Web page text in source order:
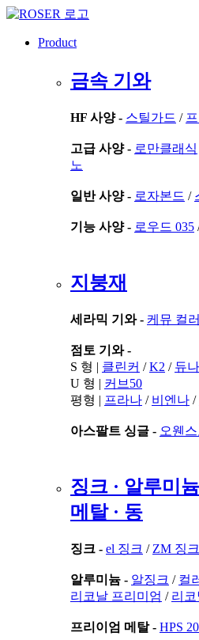
콘
Product
금속 기와
HF 사양 - 스틸가드 /
고급 사양 - 로만클래식
노
일반 사양 - 로자본드 /
기능 사양 - 로우드 035
지붕재
세라믹 기와 - 케뮤 컬
점토 기와 -
S 형 | 클린커 /K2 / 듀나
U 형 | 커브50
평형 | 프라나 / 비엔나 /
아스팔트 싱글 - 오웬
징크 · 알루미늄
메탈 · 동
징크 - el 징크 / ZM 징크
알루미늄 - 알징크 / 컬
리코날 프리미엄 / 리
프리이엄 메탈 - HPS